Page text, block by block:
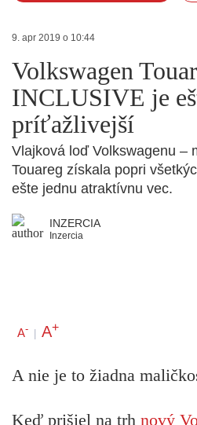
9. apr 2019 o 10:44
Volkswagen
INCLUSIVE je
príťažlivejší
Vlajková loď Volkswagenu –
Touareg získala popri
ešte jednu atraktívnu vec.
INZERCIA
Inzercia
A- | A+
A nie je to žiadna
Keď prišiel na trh nový